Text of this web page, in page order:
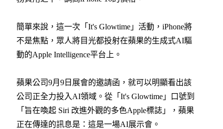
簡單來說，這一次「It's Glowtime」活動，iPhone將
不是焦點，眾人將目光都投射在蘋果的生成式AI驅
動的Apple Intelligence平台上。
蘋果公司9月9日展會的邀請函，就可以明顯看出該
公司正全力投入AI領域。從「It's Glowtime」口號到
「旨在喚起 Siri 改進外觀的多色Apple標誌」，蘋果
正在傳達的訊息是：這是一場AI展示會。